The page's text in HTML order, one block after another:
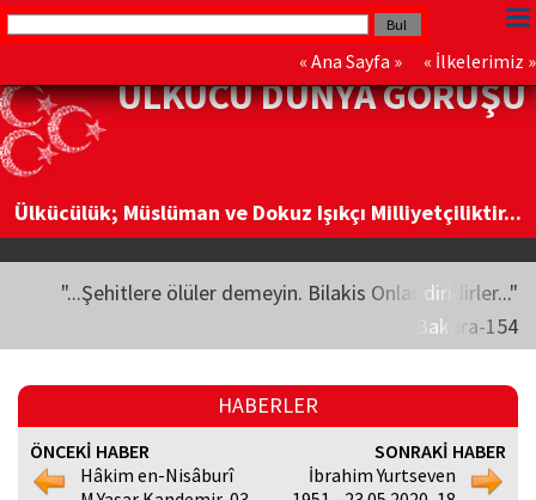
« Ana Sayfa » « İlkelerimiz »
ÜLKÜCÜ DÜNYA GÖRÜŞÜ
Ülkücülük; Müslüman ve Dokuz Işıkçı Milliyetçiliktir...
"...Şehitlere ölüler demeyin. Bilakis Onlar diridirler..."
Bakara-154
HABERLER
ÖNCEKİ HABER
Hâkim en-Nisâburî
SONRAKİ HABER
İbrahim Yurtseven